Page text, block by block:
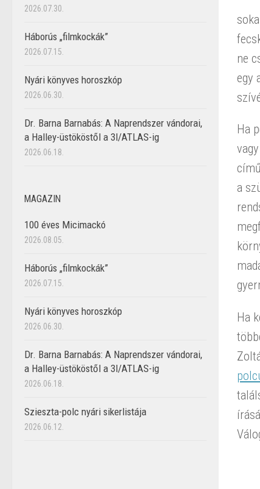
ne
egy
Ha
a
Ha
2026.07.30.
Háborús „filmkockák”
2026.07.15.
Nyári könyves horoszkóp
2026.06.30.
Dr. Barna Barnabás: A Naprendszer vándorai,
a Halley-üstököstől a 3I/ATLAS-ig
2026.06.18.
MAGAZIN
100 éves Micimackó
2026.08.05.
Háborús „filmkockák”
2026.07.15.
Nyári könyves horoszkóp
2026.06.30.
Dr. Barna Barnabás: A Naprendszer vándorai,
a Halley-üstököstől a 3I/ATLAS-ig
2026.06.18.
Szieszta-polc nyári sikerlistája
2026.06.12.